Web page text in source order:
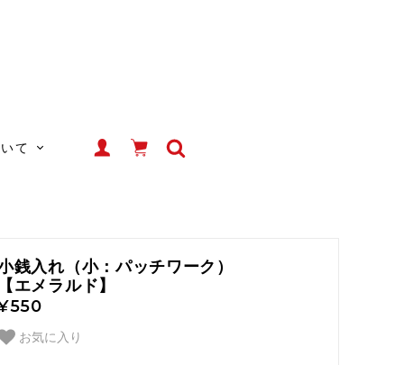
て
銭入れ（小：パッチワーク）
エメラルド】
お気に入り